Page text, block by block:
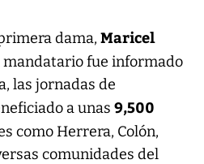
dama, Maricel
mandatario fue informado
las jornadas de
a unas 9,500
como Herrera, Colón,
comunidades del